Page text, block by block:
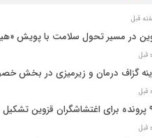
در مسیر تحول سلامت با پویش
گزاف درمان و زیرمیزی در بخش
است